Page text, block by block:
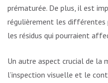
prématurée. De plus, il est
régulièrement les différentes
les résidus qui pourraient
Un autre aspect crucial de la
l’inspection visuelle et le